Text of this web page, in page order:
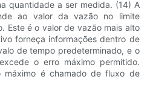
quantidade a ser medida. (14) A
ao valor da vazão no limite
Este é o valor de vazão mais alto
forneça informações dentro de
de tempo predeterminado, e o
o erro máximo permitido.
máximo é chamado de fluxo de